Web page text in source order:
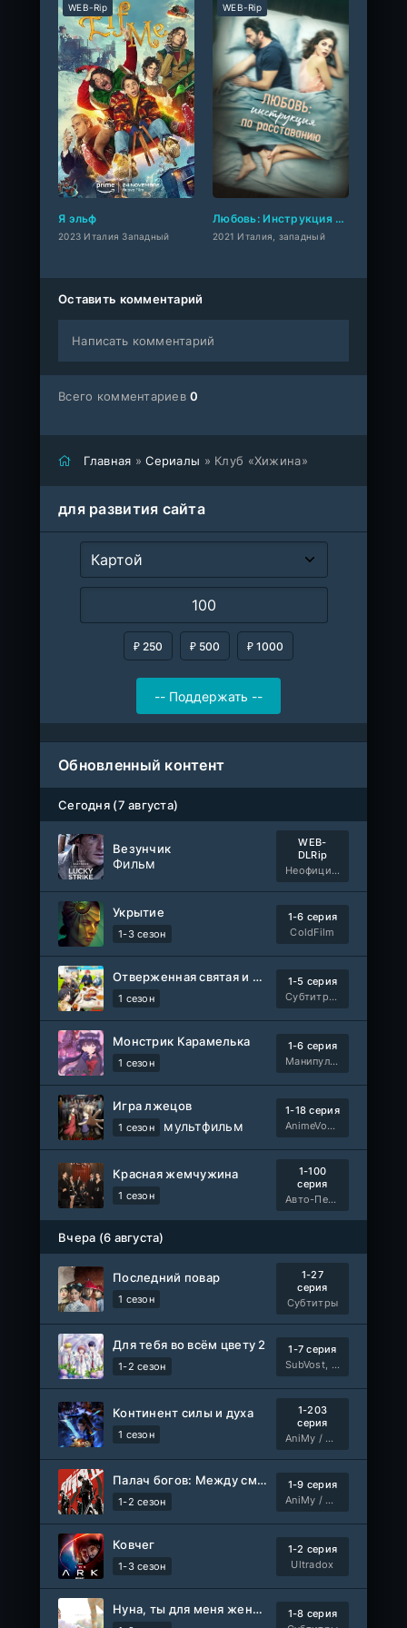
Я эльф
2023 Италия Западный
WEB-Rip
Любовь: Инструкция по расставанию
2021 Италия, западный
WEB-Rip
Оставить комментарий
Написать комментарий
Всего комментариев0
Главная »Сериалы » Клуб «Хижина»
для развития сайта
₽ 250 ₽ 500 ₽ 1000
Обновленный контент
Сегодня (7 августа)
Везунчик
Фильм
WEB-
DLRip
Неофициальный, Dragon Money Studio
Укрытие
1-3 сезон
1-6 серия
ColdFilm
Отверженная святая и её гастрономическое путешествие в другом мире
1 сезон
1-5 серия
Субтитры, AniDUB, Dream Cast, AnimeVost, SHIZA Project
Монстрик Карамелька
1 сезон
1-6 серия
Манипулятор, SubVost, AnimeVost, FumoDub
Игра лжецов
1 сезон мультфильм
1-18 серия
AnimeVost, Субтитры, SHIZA Project, Dream Cast, Reanimedia, AniBaza
Красная жемчужина
1 сезон
1-100
серия
Авто-Перевод
Вчера (6 августа)
Последний повар
1 сезон
1-27
серия
Субтитры
Для тебя во всём цвету 2
1-2 сезон
1-7 серия
SubVost, Манипулятор
Континент силы и духа
1 сезон
1-203
серия
AniMy / RuChiMe
Палач богов: Между смертным и божественным царством 2
1-2 сезон
1-9 серия
AniMy / RuChiMe
Ковчег
1-3 сезон
1-2 серия
Ultradox
Нуна, ты для меня женщина 2
1-8 серия